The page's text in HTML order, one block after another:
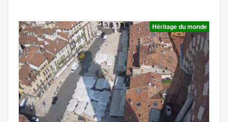
Héritage du monde